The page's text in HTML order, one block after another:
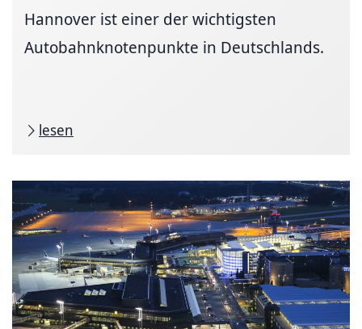
Hannover ist einer der wichtigsten
Autobahnknotenpunkte in Deutschlands.
lesen